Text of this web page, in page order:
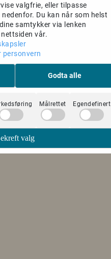
valgfrie, eller tilpasse
Du kan når som helst
samtykker via lenken
vår.
personvern
Godta alle
Målrettet Egendefinert
valg